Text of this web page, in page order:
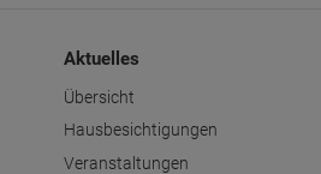
Aktuelles
Übersicht
Hausbesichtigungen
Veranstaltungen